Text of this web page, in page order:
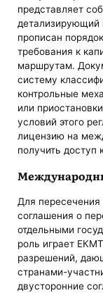
представляет
детализирующий
прописан
требования к
маршрутам.
систему
контрольные
или
условий этого
лицензию на
получить доступ
Для
соглашения о
отдельными
роль играет
разрешений,
странами-
двусторонние